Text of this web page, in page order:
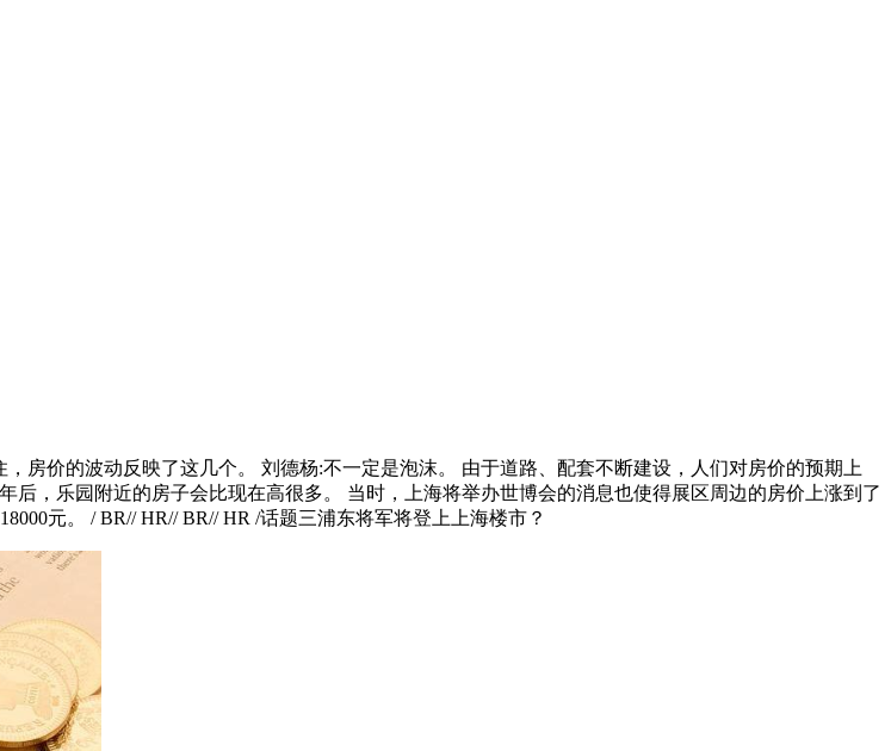
房价的波动反映了这几个。 刘德杨:不一定是泡沫。 由于道路、配套不断建设，人们对房价的预期上
，乐园附近的房子会比现在高很多。 当时，上海将举办世博会的消息也使得展区周边的房价上涨到了
元。 / BR// HR// BR// HR /话题三浦东将军将登上上海楼市？